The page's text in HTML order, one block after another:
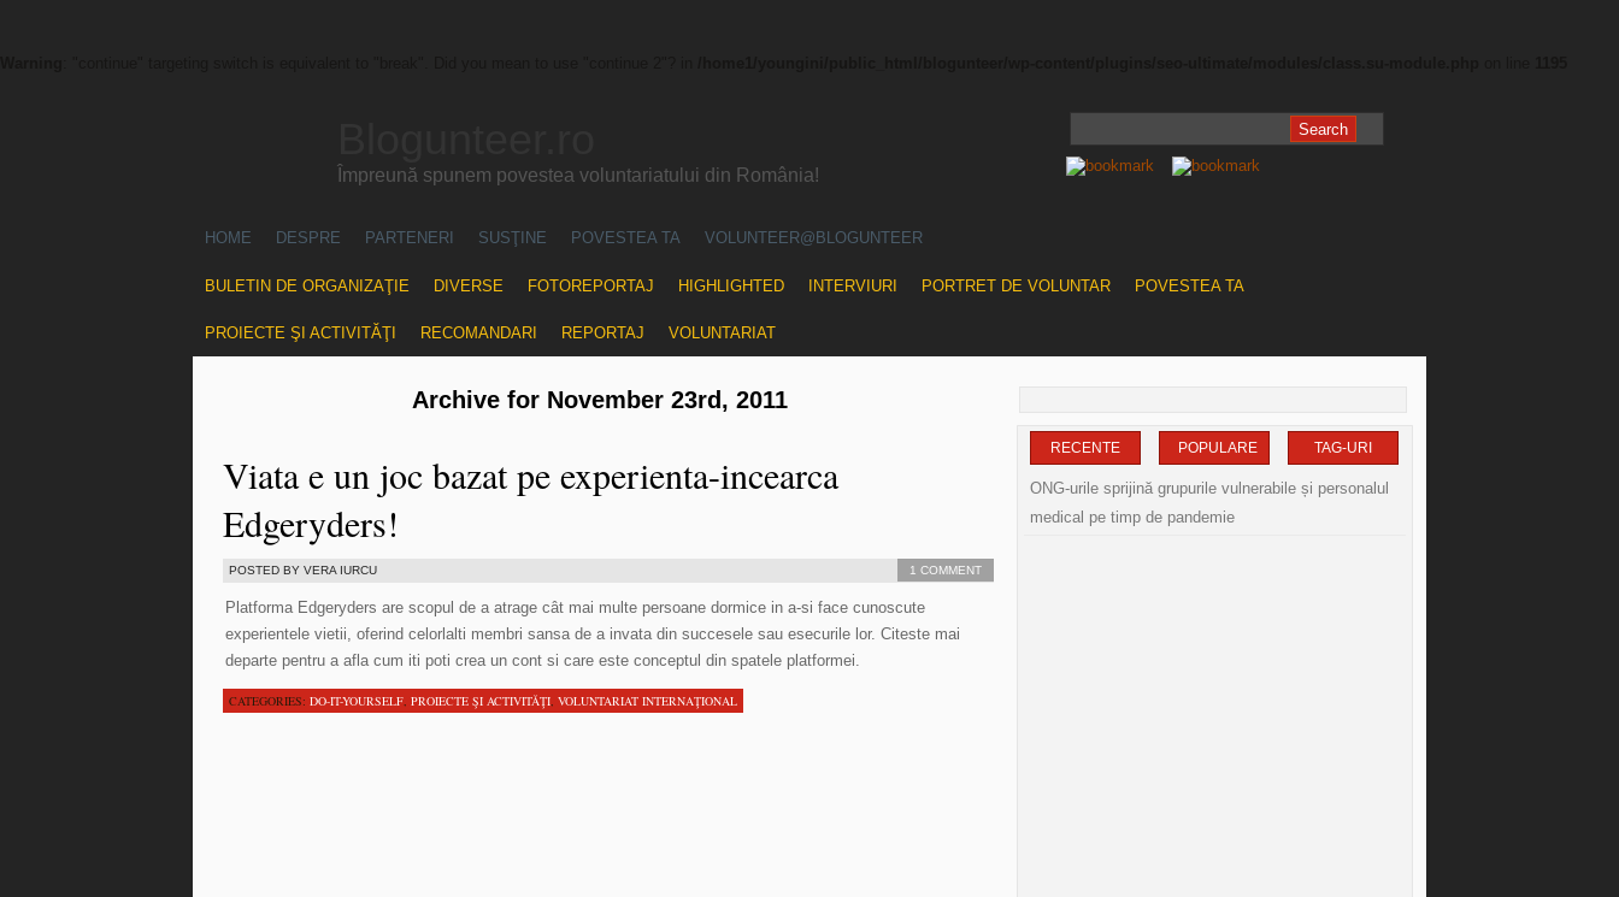
Împreună spunem povestea voluntariatului din România!
HOME DESPRE PARTENERI SUSŢINE POVESTEA TA VOLUNTEER@BLOGUNTEER
BULETIN DE ORGANIZAŢIE DIVERSE FOTOREPORTAJ HIGHLIGHTED INTERVIURI PORTRET DE VOLUNTAR POVESTEA TA
PROIECTE ŞI ACTIVITĂŢI RECOMANDARI REPORTAJ VOLUNTARIAT
Archive for November 23rd, 2011
Viata e un joc bazat pe experienta-incearca
Edgeryders!
POSTED BY VERA IURCU 1 COMMENT
Platforma Edgeryders are scopul de a atrage cât mai multe persoane dormice in a-si face cunoscute
experientele vietii, oferind celorlalti membri sansa de a invata din succesele sau esecurile lor. Citeste mai
departe pentru a afla cum iti poti crea un cont si care este conceptul din spatele platformei.
CATEGORIES: DO-IT-YOURSELF, PROIECTE ŞI ACTIVITĂŢI, VOLUNTARIAT INTERNAŢIONAL
RECENTE POPULARE TAG-URI
ONG-urile sprijină grupurile vulnerabile și personalul
medical pe timp de pandemie